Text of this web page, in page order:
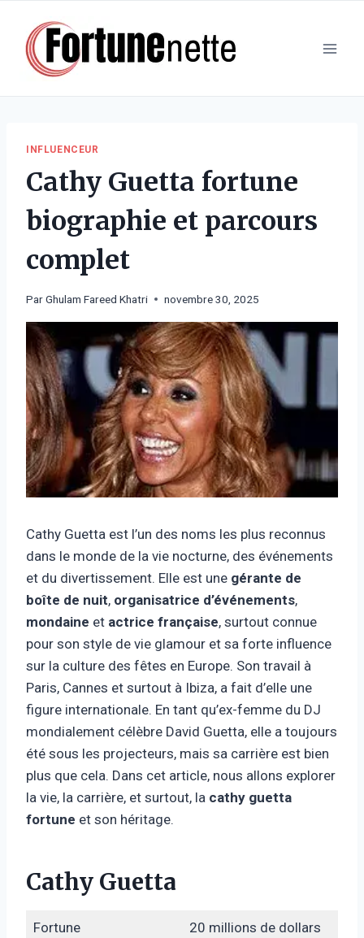
contenu
INFLUENCEUR
Cathy Guetta fortune
biographie et parcours
complet
ParGhulam Fareed Khatri novembre 30, 2025
Cathy Guetta est l’un des noms les plus reconnus
dans le monde de la vie nocturne, des événements
et du divertissement. Elle est une gérante de
boîte de nuit, organisatrice d’événements,
mondaine et actrice française, surtout connue
pour son style de vie glamour et sa forte influence
sur la culture des fêtes en Europe. Son travail à
Paris, Cannes et surtout à Ibiza, a fait d’elle une
figure internationale. En tant qu’ex-femme du DJ
mondialement célèbre David Guetta, elle a toujours
été sous les projecteurs, mais sa carrière est bien
plus que cela. Dans cet article, nous allons explorer
la vie, la carrière, et surtout, la cathy guetta
fortune et son héritage.
Cathy Guetta
Fortune 20 millions de dollars